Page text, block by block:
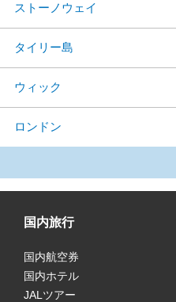
ストーノウェイ
タイリー島
ウィック
ロンドン
国内旅行
国内航空券
国内ホテル
JALツアー